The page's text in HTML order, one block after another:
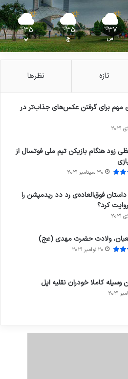
37
℃
س
35
℃
چ
35
℃
پ
تازه نظرها
مهم برای گرفتن عکس‌های جذاب‌تر در
زود هنگام بازیکن تیم ملی فوتسال از
30 سپتامبر 2021
داستان فوق‌العاده‌ی رد دد ریدمپشن را
کرد؟
ولادت حضرت مهدی (عج)
20 نوامبر 2021
کاملا خودران نقلیه اپل